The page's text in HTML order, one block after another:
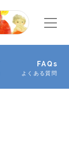
FAQs
よくある質問